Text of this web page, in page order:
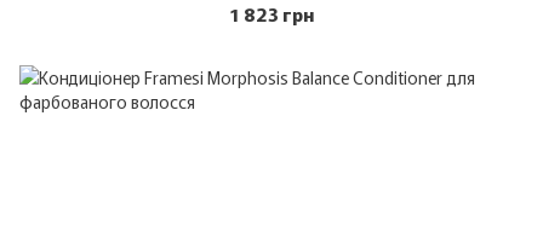
1 823 грн